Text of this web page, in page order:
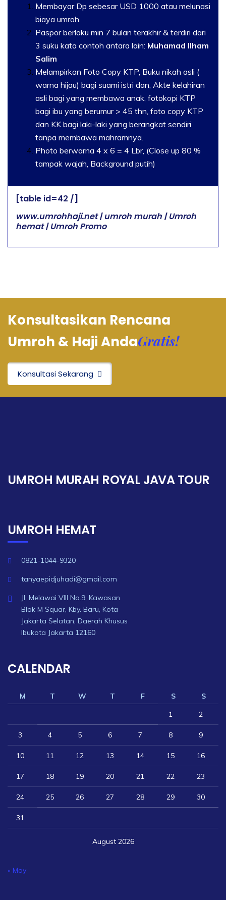
Membayar Dp sebesar USD 1000 atau melunasi
biaya umroh.
Paspor berlaku min 7 bulan terakhir & terdiri dari
3 suku kata contoh antara lain: Muhamad Ilham
Salim
Melampirkan Foto Copy KTP, Buku nikah asli (
warna hijau) bagi suami istri dan, Akte kelahiran
asli bagi yang membawa anak, fotokopi KTP
bagi ibu yang berumur > 45 thn, foto copy KTP
dan KK bagi laki-laki yang berangkat sendiri
tanpa membawa mahramnya.
Photo berwarna 4 x 6 = 4 Lbr, (Close up 80 %
tampak wajah, Background putih)
[table id=42 /]
www.umrohhaji.net | umroh murah | Umroh
hemat | Umroh Promo
Konsultasikan Rencana
Umroh & Haji AndaGratis!
Konsultasi Sekarang
UMROH MURAH ROYAL JAVA TOUR
UMROH HEMAT
0821-1044-9320
tanyaepidjuhadi@gmail.com
Jl. Melawai VIII No.9, Kawasan
Blok M Squar, Kby. Baru, Kota
Jakarta Selatan, Daerah Khusus
Ibukota Jakarta 12160
CALENDAR
August 2026
M T W T F S
S
1
2
3 4 5 6 7 8 9
10 11 12 13 14 15 16
17 18 19 20 21 22 23
24 25 26 27 28 29 30
31
« May